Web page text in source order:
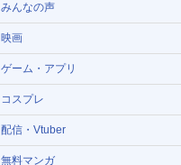
みんなの声
映画
ゲーム・アプリ
コスプレ
配信・Vtuber
無料マンガ